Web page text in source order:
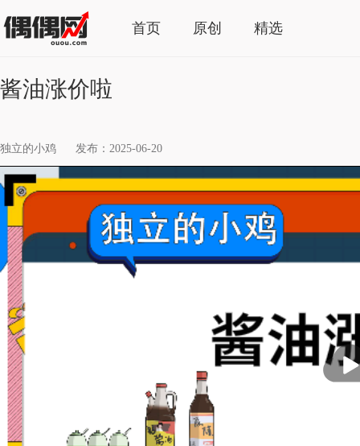
首页 原创 精选
酱油涨价啦
独立的小鸡 发布：2025-06-20
放